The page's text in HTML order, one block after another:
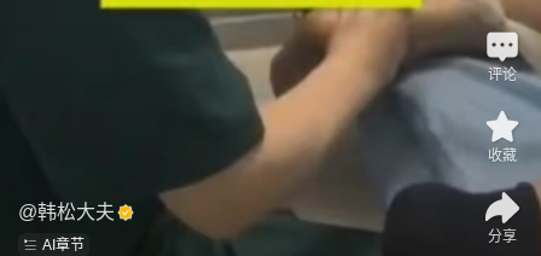
@韩松大夫
AI章节
评论
收藏
分享